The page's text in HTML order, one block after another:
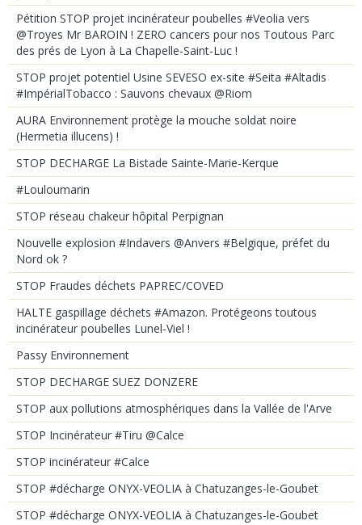
Pétition STOP projet incinérateur poubelles #Veolia vers
@Troyes Mr BAROIN ! ZERO cancers pour nos Toutous Parc
des prés de Lyon à La Chapelle-Saint-Luc !
STOP projet potentiel Usine SEVESO ex-site #Seita #Altadis
#ImpérialTobacco : Sauvons chevaux @Riom
AURA Environnement protège la mouche soldat noire
(Hermetia illucens) !
STOP DECHARGE La Bistade Sainte-Marie-Kerque
#Louloumarin
STOP réseau chakeur hôpital Perpignan
Nouvelle explosion #Indavers @Anvers #Belgique, préfet du
Nord ok ?
STOP Fraudes déchets PAPREC/COVED
HALTE gaspillage déchets #Amazon. Protégeons toutous
incinérateur poubelles Lunel-Viel !
Passy Environnement
STOP DECHARGE SUEZ DONZERE
STOP aux pollutions atmosphériques dans la Vallée de l'Arve
STOP Incinérateur #Tiru @Calce
STOP incinérateur #Calce
STOP #décharge ONYX-VEOLIA à Chatuzanges-le-Goubet
STOP #décharge ONYX-VEOLIA à Chatuzanges-le-Goubet